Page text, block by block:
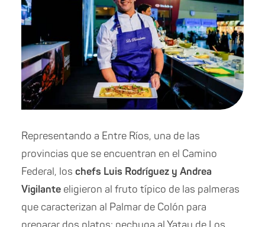
Representando a Entre Ríos, una de las
provincias que se encuentran en el Camino
Federal, los chefs Luis Rodríguez y Andrea
Vigilante eligieron al fruto típico de las palmeras
que caracterizan al Palmar de Colón para